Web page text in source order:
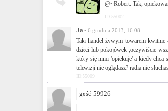
@~Robert: Tak,
ID:55002
Ja • 6 grudnia 2013, 16:08
Taki handel żywym towarem kwitnie
dzieci lub pokojówek ,oczywiście
który się nimi 'opiekuje' a kiedy chcą
telewizji nie oglądasz? radia nie
ID:55009